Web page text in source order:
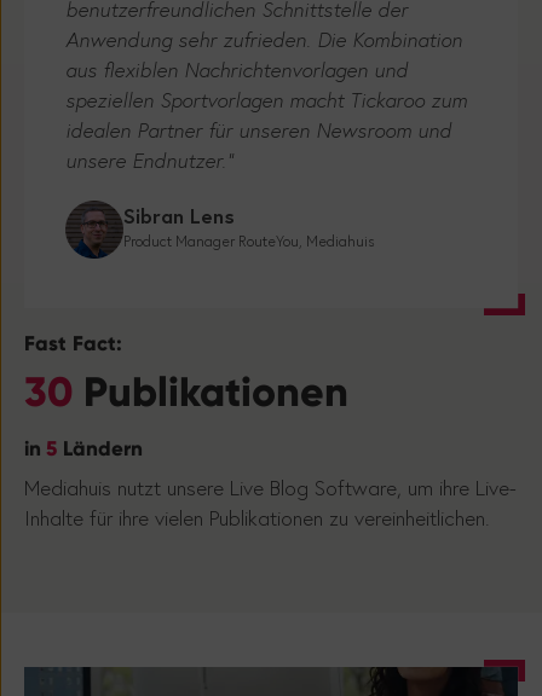
Anwendung sehr zufrieden. Die Kombination
aus flexiblen Nachrichtenvorlagen und
speziellen Sportvorlagen macht Tickaroo zum
idealen Partner für unseren Newsroom und
unsere Endnutzer."
Product Manager RouteYou, Mediahuis
30 Publikationen
Mediahuis nutzt unsere Live Blog Software, um ihre Live-
Inhalte für ihre vielen Publikationen zu vereinheitlichen.